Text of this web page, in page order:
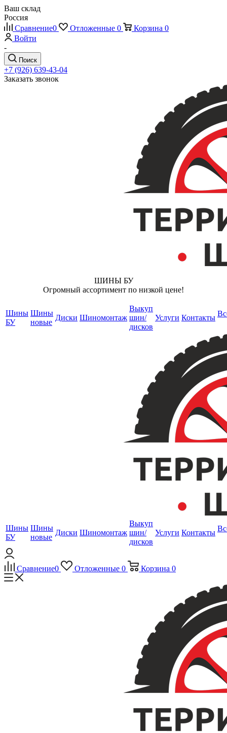
Ваш склад
Россия
Сравнение0 Отложенные 0 Корзина 0
Войти
-
Поиск
+7 (926) 639-43-04
Заказать звонок
ШИНЫ БУ
Огромный ассортимент по низкой цене!
Шины
БУ
Шины
новые
Диски Шиномонтаж
Выкуп
шин/
дисков
Услуги Контакты
Шины
БУ
Шины
новые
Диски Шиномонтаж
Выкуп
шин/
дисков
Услуги Контакты
Сравнение0 Отложенные 0 Корзина 0